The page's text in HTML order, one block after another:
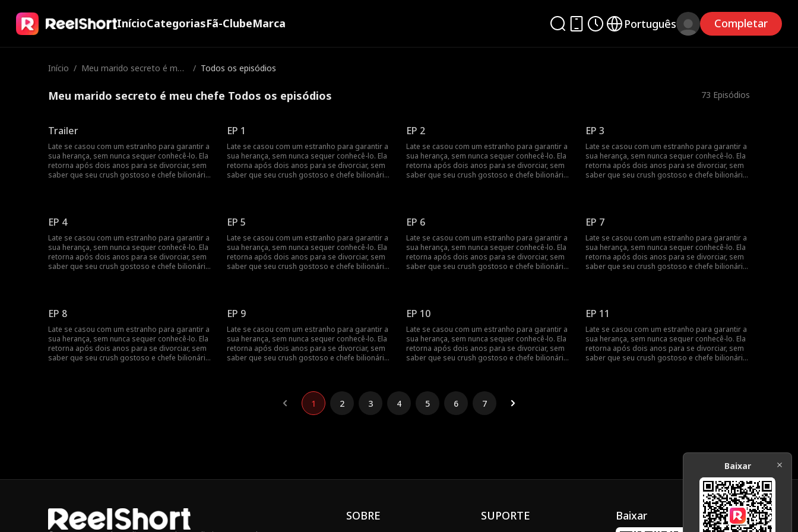
InícioCategoriasFã-ClubeMarca Português Completar
Início / Meu marido secreto é meu
/ Todos os episódios
Meu marido secreto é meu chefe Todos os episódios 73 Episódios
Trailer
Late se casou com um estranho para garantir a
sua herança, sem nunca sequer conhecê-lo. Ela
retorna após dois anos para se divorciar, sem
saber que seu crush gostoso e chefe bilionário,
EP 1
Late se casou com um estranho para garantir a
sua herança, sem nunca sequer conhecê-lo. Ela
retorna após dois anos para se divorciar, sem
saber que seu crush gostoso e chefe bilionário,
EP 2
Late se casou com um estranho para garantir a
sua herança, sem nunca sequer conhecê-lo. Ela
retorna após dois anos para se divorciar, sem
saber que seu crush gostoso e chefe bilionário,
EP 3
Late se casou com um estranho para garantir a
sua herança, sem nunca sequer conhecê-lo. Ela
retorna após dois anos para se divorciar, sem
saber que seu crush gostoso e chefe bilionário,
EP 4
Late se casou com um estranho para garantir a
sua herança, sem nunca sequer conhecê-lo. Ela
retorna após dois anos para se divorciar, sem
saber que seu crush gostoso e chefe bilionário,
EP 5
Late se casou com um estranho para garantir a
sua herança, sem nunca sequer conhecê-lo. Ela
retorna após dois anos para se divorciar, sem
saber que seu crush gostoso e chefe bilionário,
EP 6
Late se casou com um estranho para garantir a
sua herança, sem nunca sequer conhecê-lo. Ela
retorna após dois anos para se divorciar, sem
saber que seu crush gostoso e chefe bilionário,
EP 7
Late se casou com um estranho para garantir a
sua herança, sem nunca sequer conhecê-lo. Ela
retorna após dois anos para se divorciar, sem
saber que seu crush gostoso e chefe bilionário,
EP 8
Late se casou com um estranho para garantir a
sua herança, sem nunca sequer conhecê-lo. Ela
retorna após dois anos para se divorciar, sem
saber que seu crush gostoso e chefe bilionário,
EP 9
Late se casou com um estranho para garantir a
sua herança, sem nunca sequer conhecê-lo. Ela
retorna após dois anos para se divorciar, sem
saber que seu crush gostoso e chefe bilionário,
EP 10
Late se casou com um estranho para garantir a
sua herança, sem nunca sequer conhecê-lo. Ela
retorna após dois anos para se divorciar, sem
saber que seu crush gostoso e chefe bilionário,
EP 11
Late se casou com um estranho para garantir a
sua herança, sem nunca sequer conhecê-lo. Ela
retorna após dois anos para se divorciar, sem
saber que seu crush gostoso e chefe bilionário,
1 2 3 4 5 6 7
SOBRE SUPORTE Baixar
Baixar